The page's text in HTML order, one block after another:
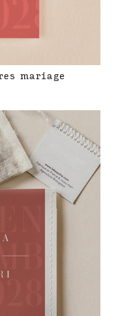
mariage